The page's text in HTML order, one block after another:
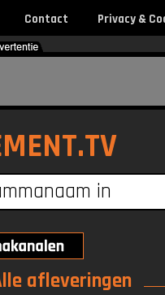
Contact Privacy &
afleveringen